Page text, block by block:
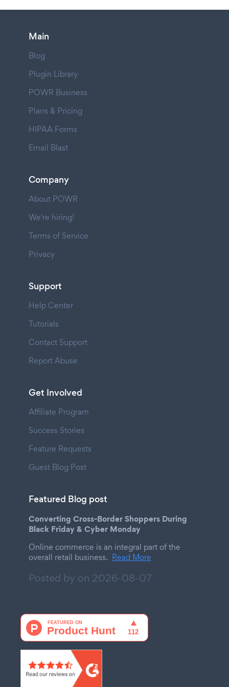
Main
Blog
Plugin Library
POWR Business
Plans & Pricing
HIPAA Forms
Email Blast
Company
About POWR
We're hiring!
Terms of Service
Privacy
Support
Help Center
Tutorials
Contact Support
Report Abuse
Get Involved
Affiliate Program
Success Stories
Feature Requests
Guest Blog Post
Featured Blog post
Converting Cross-Border Shoppers During
Black Friday & Cyber Monday
Online commerce is an integral part of the
overall retail business. Read More
Posted by on 2026-08-07